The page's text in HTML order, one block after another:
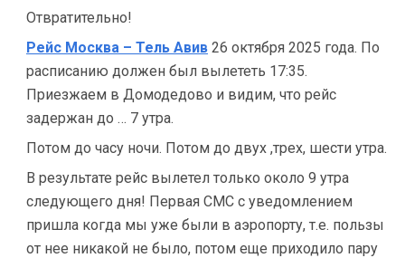
Отвратительно!
Рейс Москва – Тель Авив 26 октября 2025 года. По
расписанию должен был вылететь 17:35.
Приезжаем в Домодедово и видим, что рейс
задержан до … 7 утра.
Потом до часу ночи. Потом до двух ,трех, шести утра.
В результате рейс вылетел только около 9 утра
следующего дня! Первая СМС с уведомлением
пришла когда мы уже были в аэропорту, т.е. пользы
от нее никакой не было, потом еще приходило пару